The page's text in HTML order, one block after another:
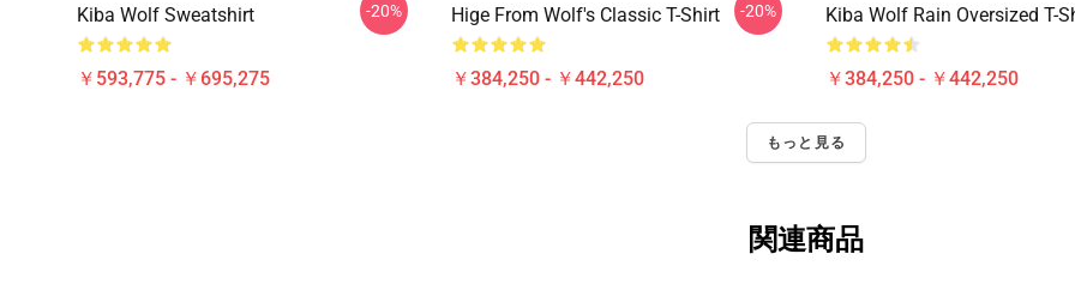
Kiba Wolf Sweatshirt
￥593,775 - ￥695,275
-20% Hige From Wolf's Classic T-Shirt
￥384,250 - ￥442,250
-20% Kiba Wolf Rain Oversized T-
￥384,250 - ￥442,250
もっと見る
関連商品